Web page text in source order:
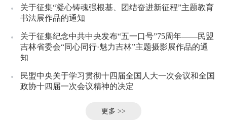
关于征集“凝心铸魂强根基、团结奋进新征程”主题教育
书法展作品的通知
关于征集纪念中共中央发布“五一口号”75周年——民盟
吉林省委会“同心同行·魅力吉林”主题摄影展作品的通
知
民盟中央关于学习贯彻十四届全国人大一次会议和全国
政协十四届一次会议精神的决定
更多 >>